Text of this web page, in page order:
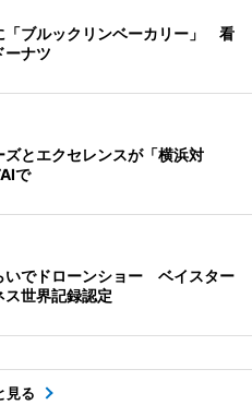
「ブルックリンベーカリー」 看
ーナツ
ズとエクセレンスが「横浜対
で
いでドローンショー ベイスター
ス世界記録認定
見る